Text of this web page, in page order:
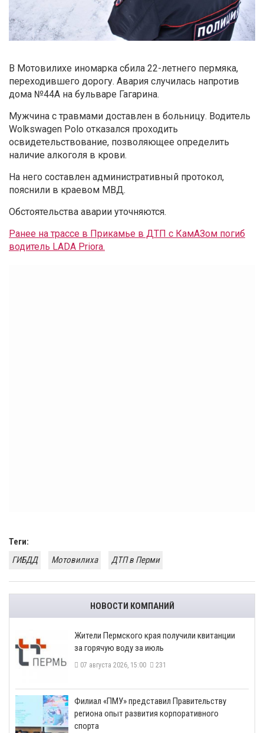
В Мотовилихе иномарка сбила 22-летнего пермяка,
переходившего дорогу. Авария случилась напротив
дома №44А на бульваре Гагарина.
Мужчина с травмами доставлен в больницу. Водитель
Wolkswagen Polo отказался проходить
освидетельствование, позволяющее определить
наличие алкоголя в крови.
На него составлен административный протокол,
пояснили в краевом МВД.
Обстоятельства аварии уточняются.
Ранее на трассе в Прикамье в ДТП с КамАЗом погиб
водитель LADA Priora.
Теги:
ГИБДД
Мотовилиха ДТП в Перми
НОВОСТИ КОМПАНИЙ
​Жители Пермского края получили квитанции
за горячую воду за июль
07 августа 2026, 15:00 231
​Филиал «ПМУ» представил Правительству
региона опыт развития корпоративного
спорта